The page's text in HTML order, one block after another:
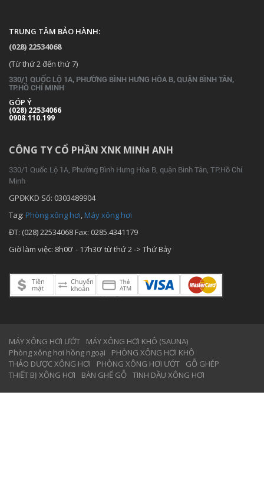
TRUNG TÂM BẢO HÀNH:
(028) 22534068
(Từ thứ 2 đến thứ 7)
330/1 QUỐC LỘ 1A, PHƯỜNG BÌNH HƯNG HÒA B, QUẬN BÌNH TÂN,
TP.HỒ CHÍ MINH
GÓP Ý
(028) 22534066
0908.110.199
CÔNG TY CỔ PHẦN XNK MINH ANH
330/1 Quốc Lộ 1A, Phường Bình Hưng Hòa B, quận Bình Tân, TP.Hồ Chí
Minh
GPĐKKD Số: 0303489904
Tag: Phòng xông hơi, Máy xông hơi
ĐT: (028) 22534068 Fax: 0285.4341179
Giờ làm việc: 8h00' - 17h30' từ thứ 2 -> Thứ Bảy
MÁY XÔNG HƠI ƯỚT
MÁY XÔNG HƠI KHÔ (SAUNA)
Phòng xông hơi hồng ngoại
PHÒNG XÔNG HƠI KHÔ
THẢO DƯỢC XÔNG HƠI
PHÒNG XÔNG HƠI ƯỚT
GỖ GHÉP
THIẾT BỊ XÔNG HƠI
BÀN GHẾ GỖ TINH DẦU XÔNG HƠI